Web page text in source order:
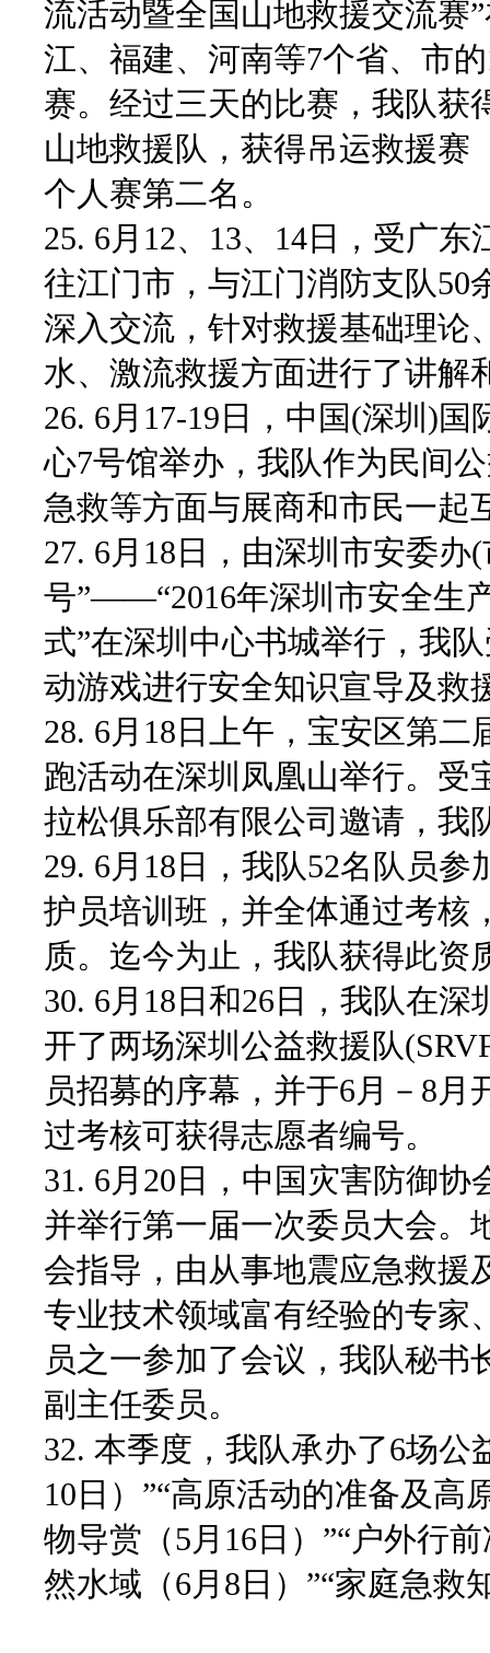
流活动暨全国山地救援交流赛
江、福建、河南等7个省、市
赛。经过三天的比赛，我队获
山地救援队，获得吊运救援赛
个人赛第二名。
25. 6月12、13、14日，受广
往江门市，与江门消防支队50
深入交流，针对救援基础理论
水、激流救援方面进行了讲解
26. 6月17-19日，中国(深圳)
心7号馆举办，我队作为民间
急救等方面与展商和市民一起
27. 6月18日，由深圳市安委
号”——“2016年深圳市安全生
式”在深圳中心书城举行，我
动游戏进行安全知识宣导及救
28. 6月18日上午，宝安区第二
跑活动在深圳凤凰山举行。受
拉松俱乐部有限公司邀请，我
29. 6月18日，我队52名队员
护员培训班，并全体通过考核
质。迄今为止，我队获得此资
30. 6月18日和26日，我队在
开了两场深圳公益救援队
员招募的序幕，并于6月－8
过考核可获得志愿者编号。
31. 6月20日，中国灾害防御
并举行第一届一次委员大会。
会指导，由从事地震应急救援
专业技术领域富有经验的专家
员之一参加了会议，我队秘
副主任委员。
32. 本季度，我队承办了6场
10日）”“高原活动的准备及高
物导赏（5月16日）”“户外行
然水域（6月8日）”“家庭急救